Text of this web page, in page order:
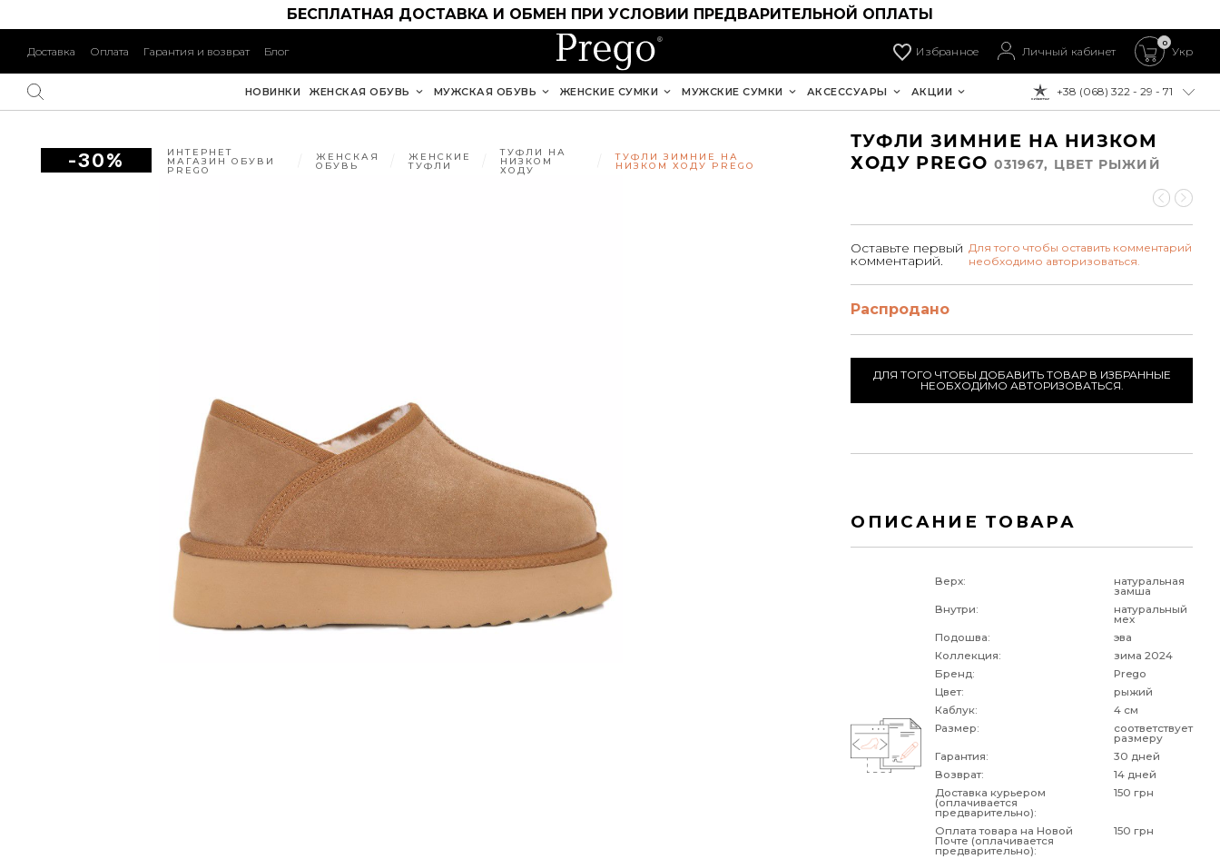
БЕСПЛАТНАЯ ДОСТАВКА И ОБМЕН ПРИ УСЛОВИИ ПРЕДВАРИТЕЛЬНОЙ ОПЛАТЫ
Доставка Оплата Гарантия и возврат Блог Избранное Личный кабинет
0
Укр
К ОПЛАТЕ:
+38 (068) 322 - 29 - 71
НОВИНКИ ЖЕНСКАЯ ОБУВЬ МУЖСКАЯ ОБУВЬ ЖЕНСКИЕ СУМКИ МУЖСКИЕ СУМКИ АКСЕССУАРЫ АКЦИИ
-30% ИНТЕРНЕТ
МАГАЗИН ОБУВИ
PREGO
ЖЕНСКАЯ
ОБУВЬ
ЖЕНСКИЕ
ТУФЛИ
ТУФЛИ НА
НИЗКОМ
ХОДУ
ТУФЛИ ЗИМНИЕ НА
НИЗКОМ ХОДУ PREGO
ТУФЛИ ЗИМНИЕ НА НИЗКОМ
ХОДУ PREGO 031967, ЦВЕТ РЫЖИЙ
Оставьте первый
комментарий.
Для того чтобы оставить комментарий
необходимо авторизоваться.
Распродано
ДЛЯ ТОГО ЧТОБЫ ДОБАВИТЬ ТОВАР В ИЗБРАННЫЕ
НЕОБХОДИМО АВТОРИЗОВАТЬСЯ.
ОПИСАНИЕ ТОВАРА
Верх: натуральная
замша
Внутри:
натуральный
мех
Подошва:
эва
Коллекция:
зима 2024
Бренд:
Prego
Цвет:
рыжий
Каблук:
4 см
Размер:
соответствует
размеру
Гарантия:
30 дней
Возврат:
14 дней
Доставка курьером
(оплачивается
предварительно):
150 грн
Оплата товара на Новой
Почте (оплачивается
предварительно):
150 грн